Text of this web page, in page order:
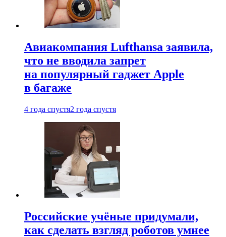
Авиакомпания Lufthansa заявила,
что не вводила запрет
на популярный гаджет Apple
в багаже
4 года спустя2 года спустя
Российские учёные придумали,
как сделать взгляд роботов умнее